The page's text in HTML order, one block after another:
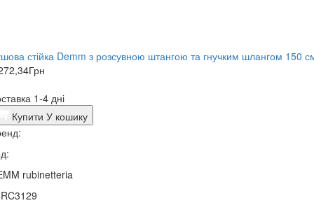
стійка Demm з розсувною штангою та гнучким шлангом 150
Грн
1-4 дні
Купити У кошику
rubinetteria